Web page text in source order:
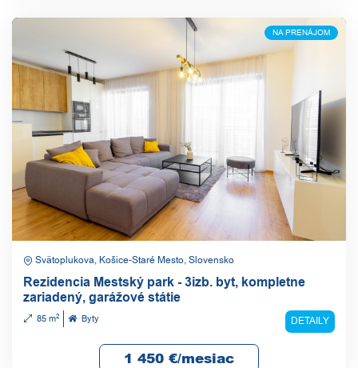
NA PRENÁJOM
Svätoplukova, Košice-Staré Mesto, Slovensko
Rezidencia Mestský park - 3izb. byt, kompletne
zariadený, garážové státie
85 m2 Byty DETAILY
1 450 €/mesiac